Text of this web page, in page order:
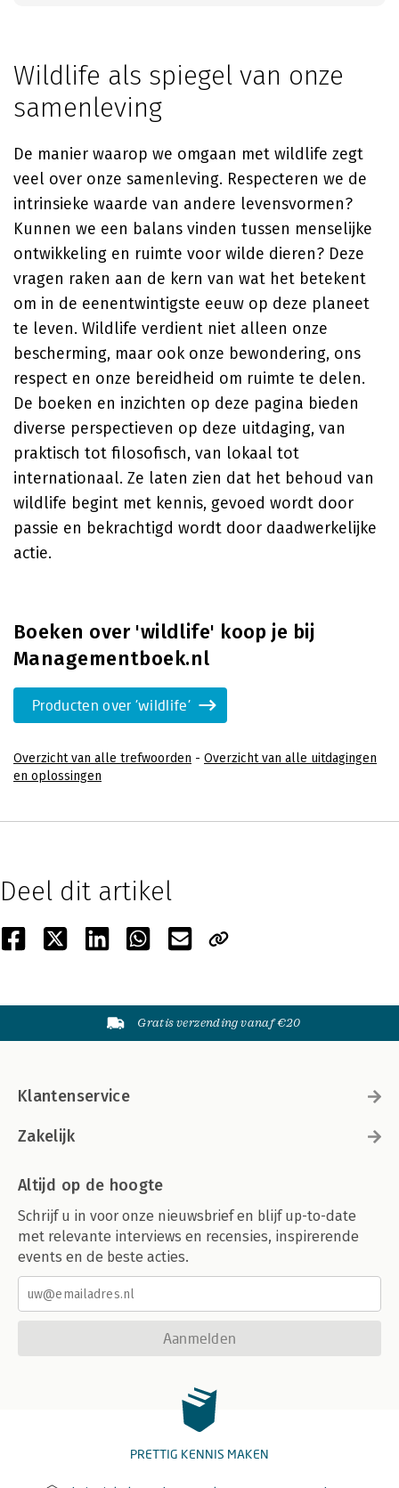
Wildlife als spiegel van onze
samenleving
De manier waarop we omgaan met wildlife zegt
veel over onze samenleving. Respecteren we de
intrinsieke waarde van andere levensvormen?
Kunnen we een balans vinden tussen menselijke
ontwikkeling en ruimte voor wilde dieren? Deze
vragen raken aan de kern van wat het betekent
om in de eenentwintigste eeuw op deze planeet
te leven. Wildlife verdient niet alleen onze
bescherming, maar ook onze bewondering, ons
respect en onze bereidheid om ruimte te delen.
De boeken en inzichten op deze pagina bieden
diverse perspectieven op deze uitdaging, van
praktisch tot filosofisch, van lokaal tot
internationaal. Ze laten zien dat het behoud van
wildlife begint met kennis, gevoed wordt door
passie en bekrachtigd wordt door daadwerkelijke
actie.
Boeken over 'wildlife' koop je bij
Managementboek.nl
Producten over 'wildlife'
Overzicht van alle trefwoorden - Overzicht van alle uitdagingen
en oplossingen
Deel dit artikel
Gratis verzending vanaf €20
Klantenservice
Zakelijk
Altijd op de hoogte
Schrijf u in voor onze nieuwsbrief en blijf up-to-date
met relevante interviews en recensies, inspirerende
events en de beste acties.
Aanmelden
PRETTIG KENNIS MAKEN